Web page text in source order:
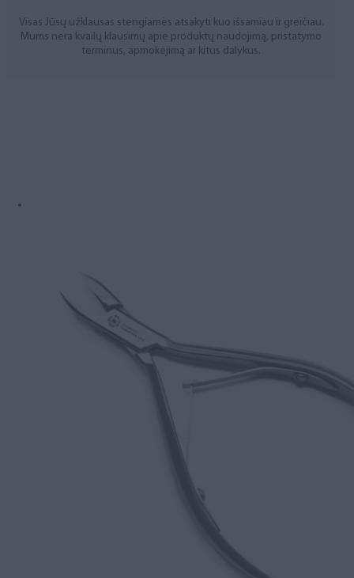
Visas Jūsų užklausas stengiamės atsakyti kuo išsamiau ir greičiau.
Mums nėra kvailų klausimų apie produktų naudojimą, pristatymo
terminus, apmokėjimą ar kitus dalykus.